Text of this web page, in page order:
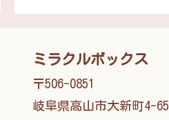
ミラクルボックス
〒506-0851
岐阜県高山市大新町4-65